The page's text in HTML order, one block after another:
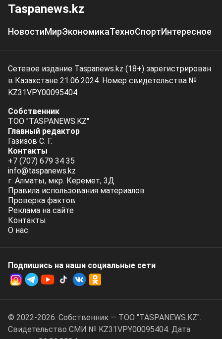
Taspanews.kz
НовостиМирЭкономикаТехноСпортИнтересное
Сетевое издание Taspanews.kz (18+) зарегистрирован
в Казахстане 21.06.2024. Номер свидетельства №
KZ31VPY00095404.
Собственник
ТОО "TASPANEWS.KZ"
Главный редактор
Газизов С. Г.
Контакты
+7 (707) 679 34 35
info@taspanews.kz
г. Алматы, мкр. Керемет, 3Д
Правила использования материалов
Проверка фактов
Реклама на сайте
Контакты
О нас
Подпишись на наши социальные cети
© 2022-2026. Собственник — ТОО "TASPANEWS.KZ".
Cвидетельство СМИ № KZ31VPY00095404. Дата